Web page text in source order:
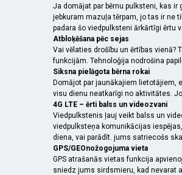
Ja domājat par bērnu pulksteni, kas
jebkuram mazuļa tērpam, jo tas ir ne
padara šo viedpulksteni ārkārtīgi ērtu
Atbloķēšana pēc sejas
Vai vēlaties drošību un ērtības
funkcijām. Tehnoloģija nodrošina
Siksna pielāgota bērna rokai
Domājot par jaunākajiem lietotājiem,
visu dienu neatkarīgi no aktivitātes.
4G LTE – ērti balss un videozvani
Viedpulkstenis ļauj veikt balss un
viedpulksteņa komunikācijas
diena, vai parādīt. jums satriecošs
GPS/GEOnožogojuma vieta
GPS atrašanās vietas funkcija
sniedz jums sirdsmieru, kad nevarat